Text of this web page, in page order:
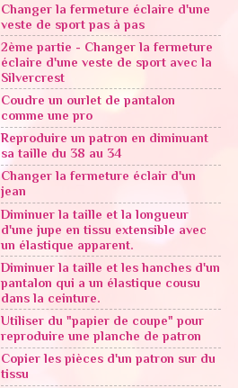
Changer la fermeture éclaire d'une
veste de sport pas à pas
2ème partie - Changer la fermeture
éclaire d'une veste de sport avec la
Silvercrest
Coudre un ourlet de pantalon
comme une pro
Reproduire un patron en diminuant
sa taille du 38 au 34
Changer la fermeture éclair d'un
jean
Diminuer la taille et la longueur
d'une jupe en tissu extensible avec
un élastique apparent.
Diminuer la taille et les hanches d'un
pantalon qui a un élastique cousu
dans la ceinture.
Utiliser du "papier de coupe" pour
reproduire une planche de patron
Copier les pièces d'un patron sur du
tissu